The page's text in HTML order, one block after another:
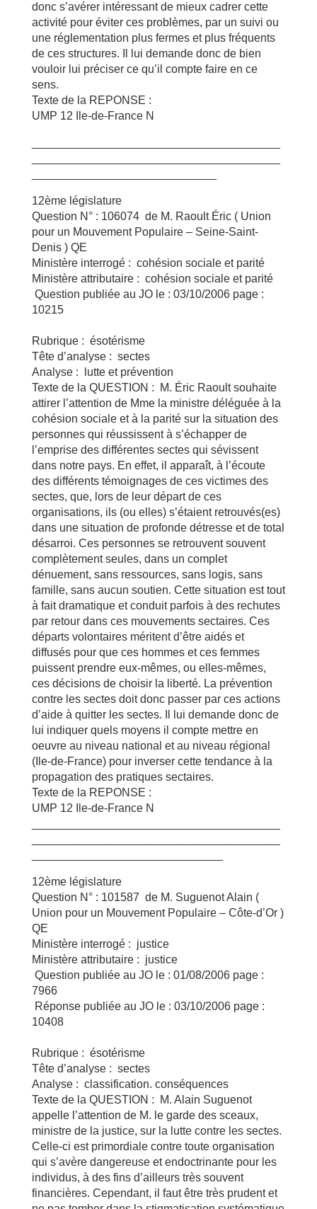
donc s’avérer intéressant de mieux cadrer cette
activité pour éviter ces problèmes, par un suivi ou
une réglementation plus fermes et plus fréquents
de ces structures. Il lui demande donc de bien
vouloir lui préciser ce qu’il compte faire en ce
sens.
Texte de la REPONSE :
UMP 12 Ile-de-France N
12ème législature
Question N° : 106074 de M. Raoult Éric ( Union
pour un Mouvement Populaire – Seine-Saint-
Denis ) QE
Ministère interrogé : cohésion sociale et parité
Ministère attributaire : cohésion sociale et parité
Question publiée au JO le : 03/10/2006 page :
10215
Rubrique : ésotérisme
Tête d’analyse : sectes
Analyse : lutte et prévention
Texte de la QUESTION : M. Éric Raoult souhaite
attirer l’attention de Mme la ministre déléguée à la
cohésion sociale et à la parité sur la situation des
personnes qui réussissent à s’échapper de
l’emprise des différentes sectes qui sévissent
dans notre pays. En effet, il apparaît, à l’écoute
des différents témoignages de ces victimes des
sectes, que, lors de leur départ de ces
organisations, ils (ou elles) s’étaient retrouvés(es)
dans une situation de profonde détresse et de total
désarroi. Ces personnes se retrouvent souvent
complètement seules, dans un complet
dénuement, sans ressources, sans logis, sans
famille, sans aucun soutien. Cette situation est tout
à fait dramatique et conduit parfois à des rechutes
par retour dans ces mouvements sectaires. Ces
départs volontaires méritent d’être aidés et
diffusés pour que ces hommes et ces femmes
puissent prendre eux-mêmes, ou elles-mêmes,
ces décisions de choisir la liberté. La prévention
contre les sectes doit donc passer par ces actions
d’aide à quitter les sectes. Il lui demande donc de
lui indiquer quels moyens il compte mettre en
oeuvre au niveau national et au niveau régional
(Ile-de-France) pour inverser cette tendance à la
propagation des pratiques sectaires.
Texte de la REPONSE :
UMP 12 Ile-de-France N
12ème législature
Question N° : 101587 de M. Suguenot Alain (
Union pour un Mouvement Populaire – Côte-d’Or )
QE
Ministère interrogé : justice
Ministère attributaire : justice
Question publiée au JO le : 01/08/2006 page :
7966
Réponse publiée au JO le : 03/10/2006 page :
10408
Rubrique : ésotérisme
Tête d’analyse : sectes
Analyse : classification. conséquences
Texte de la QUESTION : M. Alain Suguenot
appelle l’attention de M. le garde des sceaux,
ministre de la justice, sur la lutte contre les sectes.
Celle-ci est primordiale contre toute organisation
qui s’avère dangereuse et endoctrinante pour les
individus, à des fins d’ailleurs très souvent
financières. Cependant, il faut être très prudent et